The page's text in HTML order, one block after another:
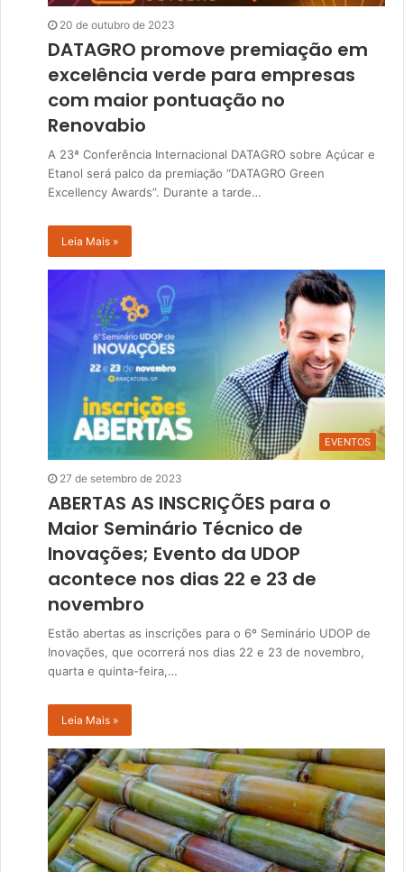
20 de outubro de 2023
DATAGRO promove premiação em
excelência verde para empresas
com maior pontuação no
Renovabio
A 23ª Conferência Internacional DATAGRO sobre Açúcar e
Etanol será palco da premiação “DATAGRO Green
Excellency Awards”. Durante a tarde…
Leia Mais »
EVENTOS
27 de setembro de 2023
ABERTAS AS INSCRIÇÕES para o
Maior Seminário Técnico de
Inovações; Evento da UDOP
acontece nos dias 22 e 23 de
novembro
Estão abertas as inscrições para o 6º Seminário UDOP de
Inovações, que ocorrerá nos dias 22 e 23 de novembro,
quarta e quinta-feira,…
Leia Mais »